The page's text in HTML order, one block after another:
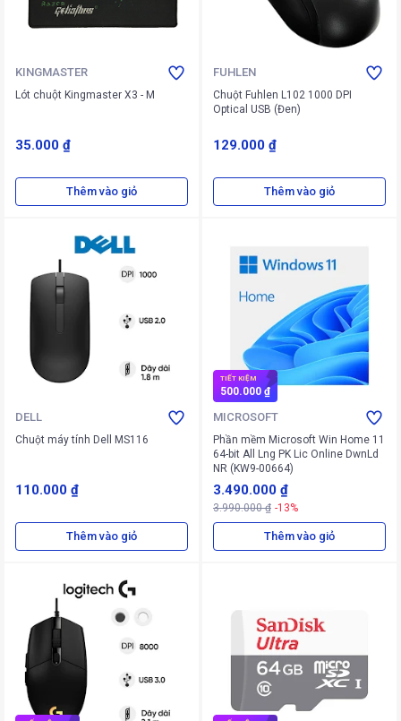
KINGMASTER
Lót chuột Kingmaster X3 - M
35.000 ₫
Thêm vào giỏ
FUHLEN
Chuột Fuhlen L102 1000 DPI
Optical USB (Đen)
129.000 ₫
Thêm vào giỏ
DELL
Chuột máy tính Dell MS116
110.000 ₫
Thêm vào giỏ
TIẾT KIỆM
500.000 ₫
MICROSOFT
Phần mềm Microsoft Win Home 11
64-bit All Lng PK Lic Online DwnLd
NR (KW9-00664)
3.490.000 ₫
3.990.000 ₫ -13%
Thêm vào giỏ